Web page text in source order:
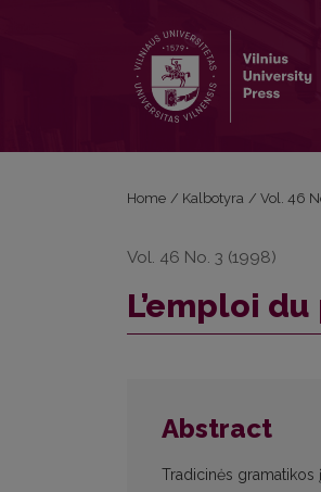
Home / Kalbotyra / Vol. 46
Vol. 46 No. 3 (1998)
L’emploi
Abstract
Tradicinės